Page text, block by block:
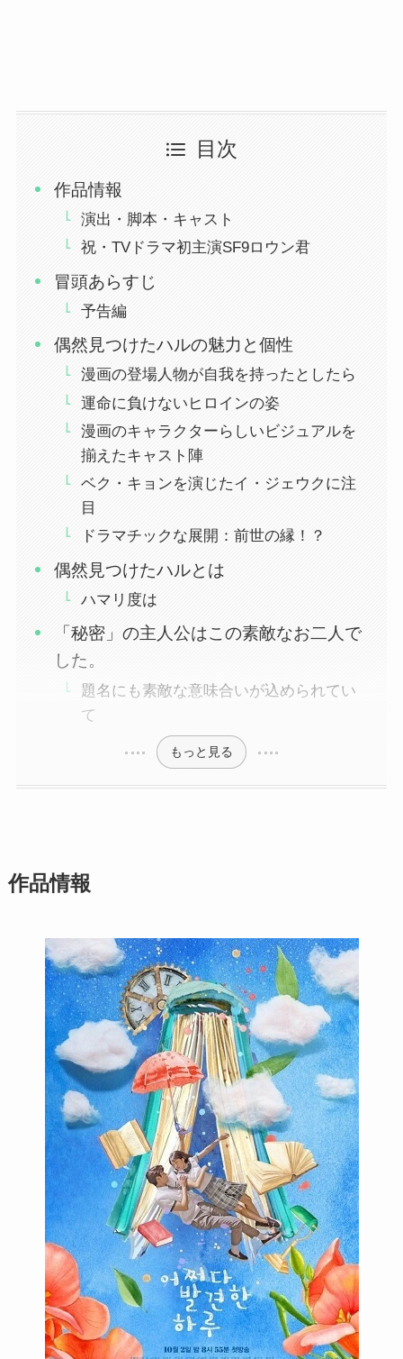
目次
作品情報
演出・脚本・キャスト
祝・TVドラマ初主演SF9ロウン君
冒頭あらすじ
予告編
偶然見つけたハルの魅力と個性
漫画の登場人物が自我を持ったとしたら
運命に負けないヒロインの姿
漫画のキャラクターらしいビジュアルを
揃えたキャスト陣
ベク・キョンを演じたイ・ジェウクに注
目
ドラマチックな展開：前世の縁！？
偶然見つけたハルとは
ハマリ度は
「秘密」の主人公はこの素敵なお二人で
した。
題名にも素敵な意味合いが込められてい
て
もっと見る
作品情報